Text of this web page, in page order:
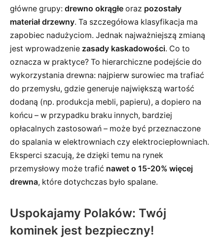
główne grupy: drewno okrągłe oraz pozostały
materiał drzewny. Ta szczegółowa klasyfikacja ma
zapobiec nadużyciom. Jednak najważniejszą zmianą
jest wprowadzenie zasady kaskadowości. Co to
oznacza w praktyce? To hierarchiczne podejście do
wykorzystania drewna: najpierw surowiec ma trafiać
do przemysłu, gdzie generuje największą wartość
dodaną (np. produkcja mebli, papieru), a dopiero na
końcu – w przypadku braku innych, bardziej
opłacalnych zastosowań – może być przeznaczone
do spalania w elektrowniach czy elektrociepłowniach.
Eksperci szacują, że dzięki temu na rynek
przemysłowy może trafić nawet o 15-20% więcej
drewna, które dotychczas było spalane.
Uspokajamy Polaków: Twój
kominek jest bezpieczny!